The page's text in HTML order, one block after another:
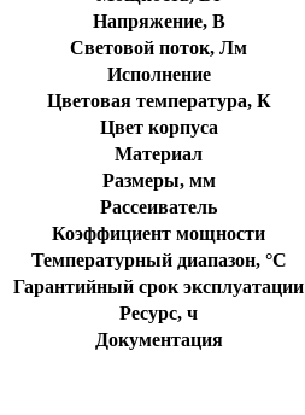
Напряжение, В
Световой поток, Лм
Исполнение
Цветовая температура, К
Цвет корпуса
Материал
Размеры, мм
Рассеиватель
Коэффициент мощности
Температурный диапазон, °C
Гарантийный срок эксплуатации
Ресурс, ч
Документация